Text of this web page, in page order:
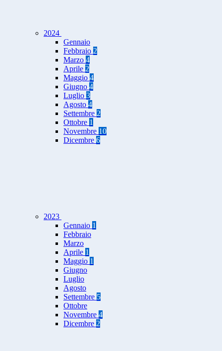
2024
Gennaio
Febbraio 2
Marzo 4
Aprile 2
Maggio 4
Giugno 4
Luglio 3
Agosto 4
Settembre 2
Ottobre 1
Novembre 10
Dicembre 6
2023
Gennaio 1
Febbraio
Marzo
Aprile 1
Maggio 1
Giugno
Luglio
Agosto
Settembre 5
Ottobre
Novembre 4
Dicembre 2